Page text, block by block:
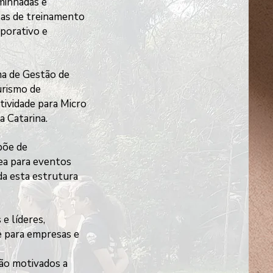
de treinamento
e
de Gestão de
de
para Micro
Catarina.
de
para eventos
esta estrutura
líderes,
empresas e
motivados a